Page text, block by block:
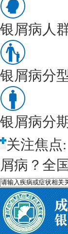
银屑病人
银屑病分
银屑病分
关注焦点:
屑病？全国